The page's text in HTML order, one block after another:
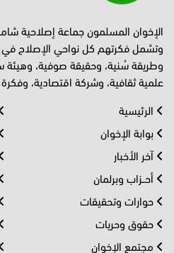
الإخوان المسلمون جماعة إصلاحية
وتشمل فكرتهم كل نواحي الإصلاح
وطريقة سُنية، وحقيقة صوفية، وهيئة
علمية ثقافية، وشركة اقتصادية، وفكرة
الرئيسية
بوابة الإخوان
آخر الأخبار
أحــزاب وبرلمان
حوارات وتحقيقات
حقوق وحريات
مجتمع الإخوان